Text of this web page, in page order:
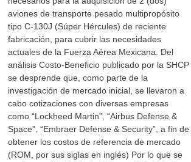
aviones de transporte pesado multipropósito
tipo C-130J (Súper Hércules) de reciente
fabricación, para cubrir las necesidades
actuales de la Fuerza Aérea Mexicana. Del
análisis Costo-Beneficio publicado por la SHCP
se desprende que, como parte de la
investigación de mercado inicial, se llevaron a
cabo cotizaciones con diversas empresas
como “Lockheed Martin”, “Airbus Defense &
Space”, “Embraer Defense & Security”, a fin de
obtener los costos de referencia de mercado
(ROM, por sus siglas en inglés) Por lo que se